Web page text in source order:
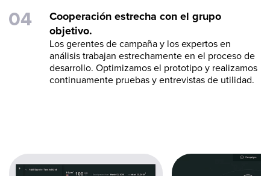
Cooperación estrecha con el grupo
objetivo.
Los gerentes de campaña y los expertos en
análisis trabajan estrechamente en el proceso de
desarrollo. Optimizamos el prototipo y realizamos
continuamente pruebas y entrevistas de utilidad.